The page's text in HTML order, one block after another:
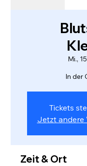
Mi.,
In der
Tickets
Jetzt andere
Zeit & Ort